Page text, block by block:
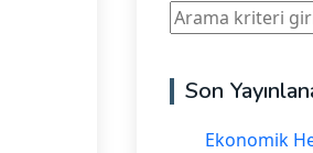
Ara
Son
Ekonomik